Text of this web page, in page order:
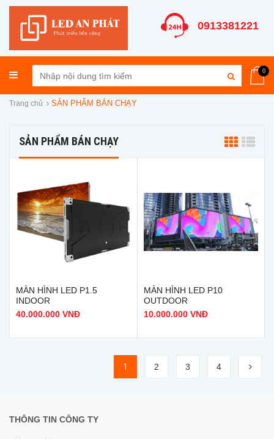
0913381221
0
Trang chủ SẢN PHẨM BÁN CHẠY
SẢN PHẨM BÁN CHẠY
MÀN HÌNH LED P1.5
INDOOR
40.000.000 VNĐ
MÀN HÌNH LED P10
OUTDOOR
10.000.000 VNĐ
1 2 3 4
THÔNG TIN CÔNG TY